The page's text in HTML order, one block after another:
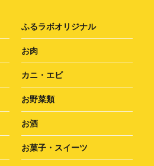
ふるラボオリジナル
お肉
カニ・エビ
お野菜類
お酒
お菓子・スイーツ